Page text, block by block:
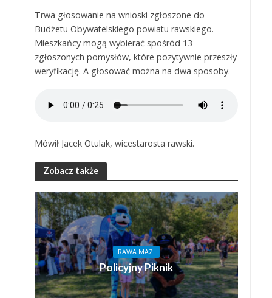
Trwa głosowanie na wnioski zgłoszone do
Budżetu Obywatelskiego powiatu rawskiego.
Mieszkańcy mogą wybierać spośród 13
zgłoszonych pomysłów, które pozytywnie przeszły
weryfikację. A głosować można na dwa sposoby.
Mówił Jacek Otulak, wicestarosta rawski.
Zobacz także
RAWA MAZ.
Policyjny Piknik